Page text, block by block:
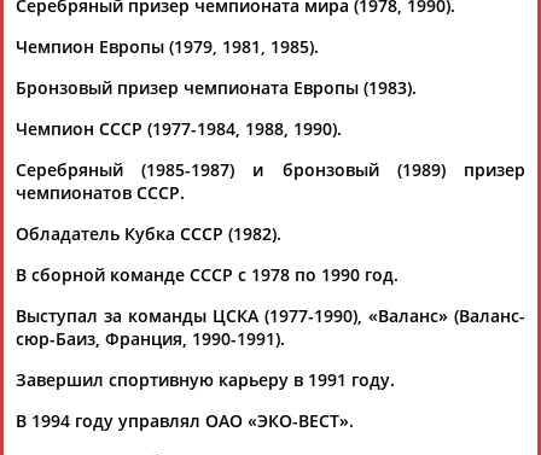
Большую часть игровой карьерыЛопатовпровел за ЦСКА
(1976-1990), в составе которого стал...
Информационное агентство СТАДИОН
16.02.2022
ТАБЛО АКТИВНОСТИ
ЦЕЛИ ПРОЕКТА КОНТАКТЫ НАШИ КНОПКИ РЕКЛАМА
Серебряный призер чемпионата мира (1978, 1990).
Чемпион Европы (1979, 1981, 1985).
Бронзовый призер чемпионата Европы (1983).
Чемпион СССР (1977-1984, 1988, 1990).
Серебряный (1985-1987) и бронзовый (1989) призер
чемпионатов СССР.
Обладатель Кубка СССР (1982).
В сборной команде СССР с 1978 по 1990 год.
Выступал за команды ЦСКА (1977-1990), «Валанс» (Валанс-
сюр-Баиз, Франция, 1990-1991).
Завершил спортивную карьеру в 1991 году.
В 1994 году управлял ОАО «ЭКО-ВЕСТ».